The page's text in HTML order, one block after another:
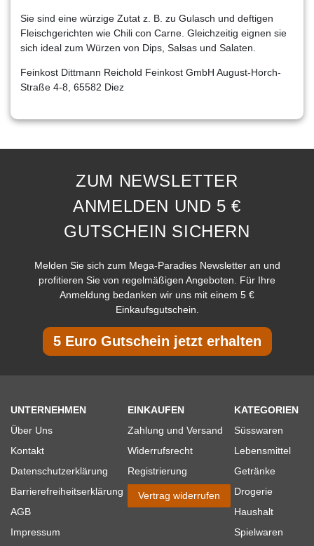
Sie sind eine würzige Zutat z. B. zu Gulasch und deftigen
Fleischgerichten wie Chili con Carne. Gleichzeitig eignen sie
sich ideal zum Würzen von Dips, Salsas und Salaten.
Feinkost Dittmann Reichold Feinkost GmbH August-Horch-
Straße 4-8, 65582 Diez
ZUM NEWSLETTER
ANMELDEN UND 5 €
GUTSCHEIN SICHERN
Melden Sie sich zum Mega-Paradies Newsletter an und
profitieren Sie von regelmäßigen Angeboten. Für Ihre
Anmeldung bedanken wir uns mit einem 5 €
Einkaufsgutschein.
5 Euro Gutschein jetzt erhalten
UNTERNEHMEN
Über Uns
Kontakt
Datenschutzerklärung
Barrierefreiheitserklärung
AGB
Impressum
EINKAUFEN
Zahlung und Versand
Widerrufsrecht
Registrierung
Vertrag widerrufen
KATEGORIEN
Süsswaren
Lebensmittel
Getränke
Drogerie
Haushalt
Spielwaren